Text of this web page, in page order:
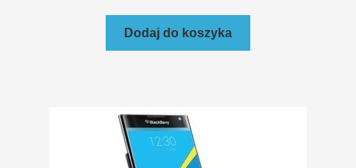
Dodaj do koszyka